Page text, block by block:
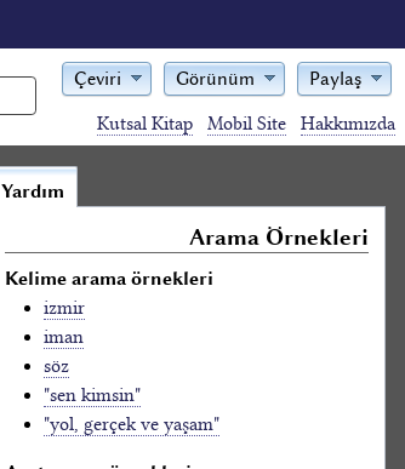
Çeviri Görünüm Paylaş
Kutsal Kitap Mobil Site Hakkımızda
Yardım
Arama Örnekleri
Kelime arama örnekleri
izmir
iman
söz
"sen kimsin"
"yol, gerçek ve yaşam"